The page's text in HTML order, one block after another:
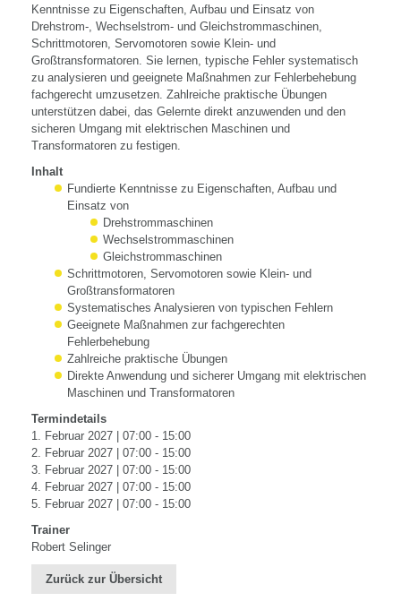
Kenntnisse zu Eigenschaften, Aufbau und Einsatz von
Drehstrom-, Wechselstrom- und Gleichstrommaschinen,
Schrittmotoren, Servomotoren sowie Klein- und
Großtransformatoren. Sie lernen, typische Fehler systematisch
zu analysieren und geeignete Maßnahmen zur Fehlerbehebung
fachgerecht umzusetzen. Zahlreiche praktische Übungen
unterstützen dabei, das Gelernte direkt anzuwenden und den
sicheren Umgang mit elektrischen Maschinen und
Transformatoren zu festigen.
Inhalt
Fundierte Kenntnisse zu Eigenschaften, Aufbau und
Einsatz von
Drehstrommaschinen
Wechselstrommaschinen
Gleichstrommaschinen
Schrittmotoren, Servomotoren sowie Klein- und
Großtransformatoren
Systematisches Analysieren von typischen Fehlern
Geeignete Maßnahmen zur fachgerechten
Fehlerbehebung
Zahlreiche praktische Übungen
Direkte Anwendung und sicherer Umgang mit elektrischen
Maschinen und Transformatoren
Termindetails
1. Februar 2027 | 07:00 - 15:00
2. Februar 2027 | 07:00 - 15:00
3. Februar 2027 | 07:00 - 15:00
4. Februar 2027 | 07:00 - 15:00
5. Februar 2027 | 07:00 - 15:00
Trainer
Robert Selinger
Zurück zur Übersicht